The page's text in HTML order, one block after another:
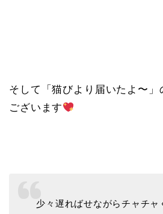
そして「猫びより届いたよ〜」
ございます
少々遅ればせながらチャチャ